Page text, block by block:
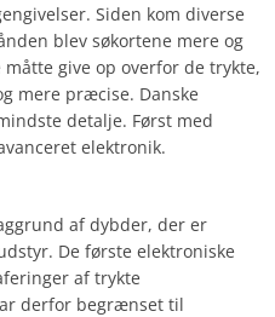
Siden kom diverse
blev søkortene mere og
give op overfor de trykte,
mere præcise. Danske
detalje. Først med
elektronik.
af dybder, der er
De første elektroniske
af trykte
derfor begrænset til